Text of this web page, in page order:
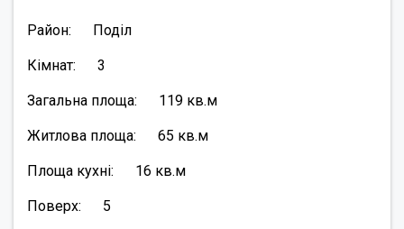
Район: Поділ
Кімнат: 3
Загальна площа: 119 кв.м
Житлова площа: 65 кв.м
Площа кухні: 16 кв.м
Поверх: 5